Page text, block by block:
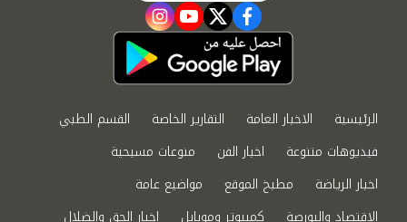
facebook
twitter
youtube
instagram
الرئيسية الاخبار العامة التقارير الخاصة
القسم الطبي
فيديوهات متنوعة
اخبار الفن
منوعات مسيحية
اخبار الرياضة
مطبخ الموقع
مواضيع عامة
الاقتصاد والبورصة
كمبيوتر وموبايل اخبار الحق والضلال